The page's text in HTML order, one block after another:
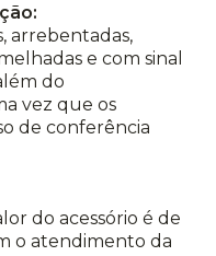
arrebentadas,
e com sinal
do
vez que os
de conferência
do acessório é de
o atendimento da